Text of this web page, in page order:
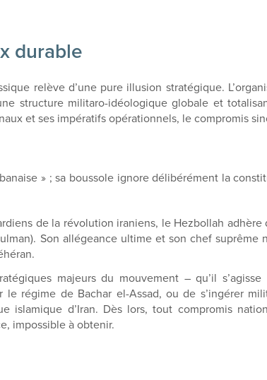
durable
relève d’une pure illusion stratégique.
structure militaro-idéologique globale et
et ses impératifs opérationnels, le compromis
» ; sa boussole ignore délibérément la
de la révolution iraniens, le Hezbollah
Son allégeance ultime et son chef suprême
majeurs du mouvement – qu’il
régime de Bachar el-Assad, ou de s’ingérer
islamique d’Iran. Dès lors, tout compromis
impossible à obtenir.